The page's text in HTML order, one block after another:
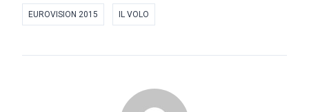
EUROVISION 2015 IL VOLO